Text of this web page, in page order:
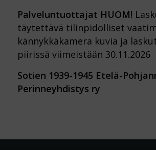
Palveluntuottajat HUOM!
täytettävä tilinpidolliset
kännykkäkamera kuvia ja
piirissä viimeistään 30.11.2026
Sotien 1939-1945 Etelä-
Perinneyhdistys ry